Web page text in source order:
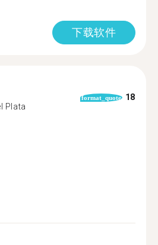
下载软件
Plata
format_quote 18